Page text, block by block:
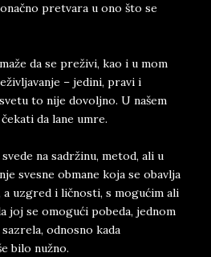
pretvara u ono što se
da se preživi, kao i u mom
– jedini, pravi i
to nije dovoljno. U našem
da lane umre.
na sadržinu, metod, ali u
svesne obmane koja se obavlja
uzgred i ličnosti, s mogućim ali
joj se omogući pobeda, jednom
odnosno kada
bilo nužno.